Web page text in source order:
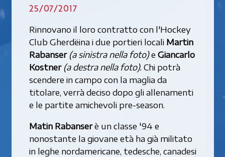
25/07/2017
Rinnovano il loro contratto con l'Hockey
Club Gherdëina i due portieri locali Martin
Rabanser (a sinistra nella foto)eGiancarlo
Kostner (a destra nella foto).Chi potrà
scendere in campo con la maglia da
titolare, verrà deciso dopo gli allenamenti
e le partite amichevoli pre-season.
Matin Rabanserè un classe '94 e
nonostante la giovane età ha già militato
in leghe nordamericane, tedesche, canadesi